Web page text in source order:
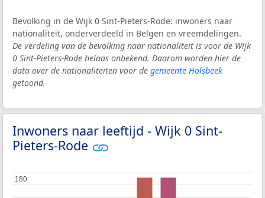
Bevolking in de Wijk 0 Sint-Pieters-Rode: inwoners naar
nationaliteit, onderverdeeld in Belgen en vreemdelingen.
De verdeling van de bevolking naar nationaliteit is voor de Wijk
0 Sint-Pieters-Rode helaas onbekend. Daarom worden hier de
data over de nationaliteiten voor de gemeente Holsbeek
getoond.
Inwoners naar leeftijd - Wijk 0 Sint-
Pieters-Rode
180
180